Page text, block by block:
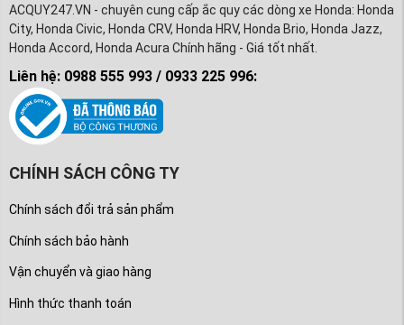
ACQUY247.VN - chuyên cung cấp ắc quy các dòng xe Honda: Honda
City, Honda Civic, Honda CRV, Honda HRV, Honda Brio, Honda Jazz,
Honda Accord, Honda Acura Chính hãng - Giá tốt nhất.
Liên hệ: 0988 555 993 / 0933 225 996:
CHÍNH SÁCH CÔNG TY
Chính sách đổi trả sản phẩm
Chính sách bảo hành
Vận chuyển và giao hàng
Hình thức thanh toán